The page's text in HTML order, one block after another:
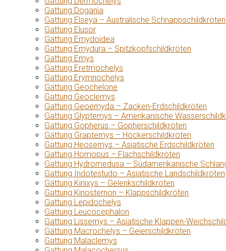
Gattung Dogania
Gattung Elseya – Australische Schnappschildkröten
Gattung Elusor
Gattung Emydoidea
Gattung Emydura – Spitzkopfschildkröten
Gattung Emys
Gattung Eretmochelys
Gattung Erymnochelys
Gattung Geochelone
Gattung Geoclemys
Gattung Geoemyda – Zacken-Erdschildkröten
Gattung Glyptemys – Amerikanische
Gattung Gopherus – Gopherschildkröten
Gattung Graptemys – Höckerschildkröten
Gattung Heosemys – Asiatische Erdschildkröten
Gattung Homopus – Flachschildkröten
Gattung Hydromedusa – Südamerikanische
Gattung Indotestudo – Asiatische Landschildkröten
Gattung Kinixys – Gelenkschildkröten
Gattung Kinosternon – Klappschildkröten
Gattung Lepidochelys
Gattung Leucocephalon
Gattung Lissemys – Asiatische Klappen-
Gattung Macrochelys – Geierschildkröten
Gattung Malaclemys